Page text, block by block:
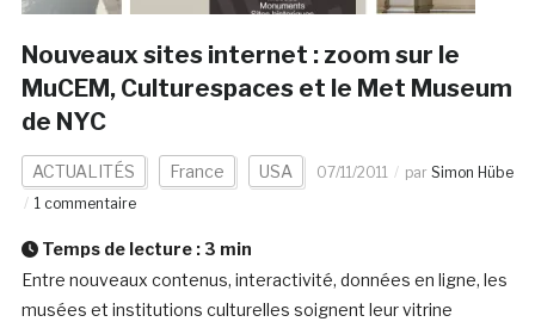
Nouveaux sites internet : zoom sur le
MuCEM, Culturespaces et le Met Museum
de NYC
ACTUALITÉS France USA 07/11/2011 par Simon Hübe
1 commentaire
Temps de lecture : 3 min
Entre nouveaux contenus, interactivité, données en ligne, les
musées et institutions culturelles soignent leur vitrine